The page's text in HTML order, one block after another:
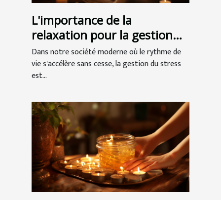
L'importance de la
relaxation pour la gestion
du stress et l'amélioration
de la qualité de vie
Dans notre société moderne où le rythme de
vie s'accélère sans cesse, la gestion du stress
est...